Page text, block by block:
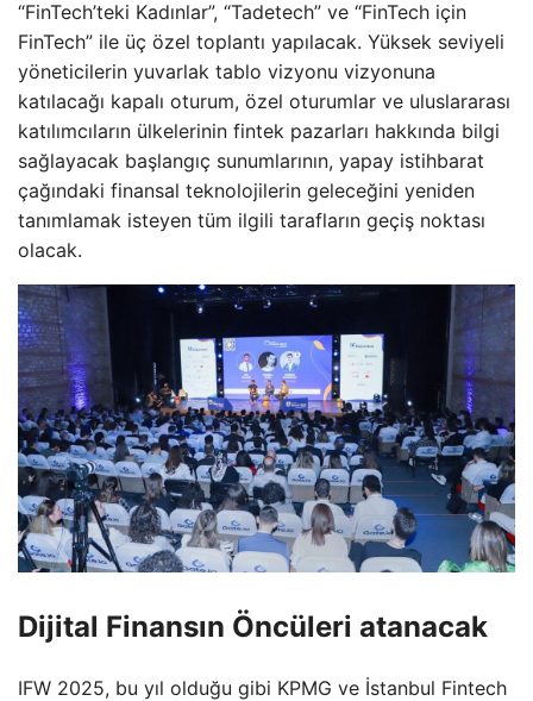
“FinTech’teki Kadınlar”, “Tadetech” ve “FinTech için
FinTech” ile üç özel toplantı yapılacak. Yüksek seviyeli
yöneticilerin yuvarlak tablo vizyonu vizyonuna
katılacağı kapalı oturum, özel oturumlar ve uluslararası
katılımcıların ülkelerinin fintek pazarları hakkında bilgi
sağlayacak başlangıç ​​sunumlarının, yapay istihbarat
çağındaki finansal teknolojilerin geleceğini yeniden
tanımlamak isteyen tüm ilgili tarafların geçiş noktası
olacak.
Dijital Finansın Öncüleri atanacak
IFW 2025, bu yıl olduğu gibi KPMG ve İstanbul Fintech